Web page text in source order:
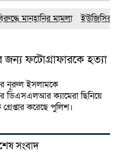
মানহানির মামলা ইউজিসির
জন্য ফটোগ্রাফারকে হত্যা
নূরুল ইসলামকে
ডিএসএলআর ক্যামেরা ছিনিয়ে
করেছে পুলিশ।
সংবাদ